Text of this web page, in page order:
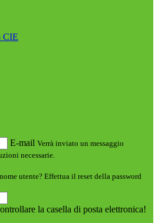
CIE
E-mail Verrà inviato un messaggio
necessarie.
utente? Effettua il reset della password
la casella di posta elettronica!